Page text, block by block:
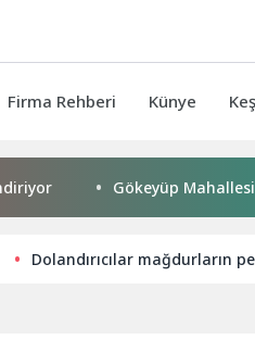
Firma Rehberi Künye
Gökeyüp Mahallesi’nin
Dolandırıcılar mağdurların